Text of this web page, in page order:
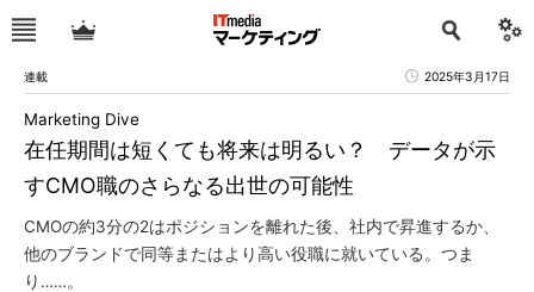
連載 2025年3月17日
在任期間は短くても将来は明るい？ データが示
すCMO職のさらなる出世の可能性
Marketing Dive
CMOの約3分の2はポジションを離れた後、社内で昇進するか、
他のブランドで同等またはより高い役職に就いている。つま
り……。